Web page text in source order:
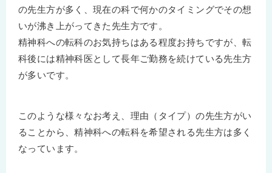
の先生方が多く、現在の科で何かのタイミングでその想
いが沸き上がってきた先生方です。
精神科への転科のお気持ちはある程度お持ちですが、転
科後には精神科医として長年ご勤務を続けている先生方
が多いです。
このような様々なお考え、理由（タイプ）の先生方がい
ることから、精神科への転科を希望される先生方は多く
なっています。